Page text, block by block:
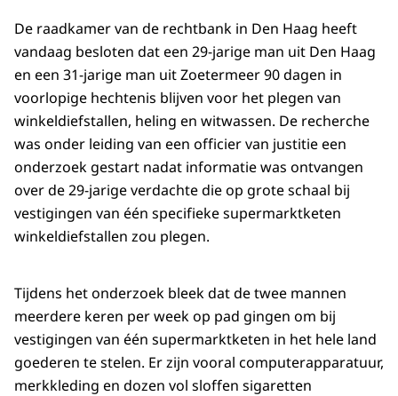
De raadkamer van de rechtbank in Den Haag heeft
vandaag besloten dat een 29-jarige man uit Den Haag
en een 31-jarige man uit Zoetermeer 90 dagen in
voorlopige hechtenis blijven voor het plegen van
winkeldiefstallen, heling en witwassen. De recherche
was onder leiding van een officier van justitie een
onderzoek gestart nadat informatie was ontvangen
over de 29-jarige verdachte die op grote schaal bij
vestigingen van één specifieke supermarktketen
winkeldiefstallen zou plegen.
Tijdens het onderzoek bleek dat de twee mannen
meerdere keren per week op pad gingen om bij
vestigingen van één supermarktketen in het hele land
goederen te stelen. Er zijn vooral computerapparatuur,
merkkleding en dozen vol sloffen sigaretten